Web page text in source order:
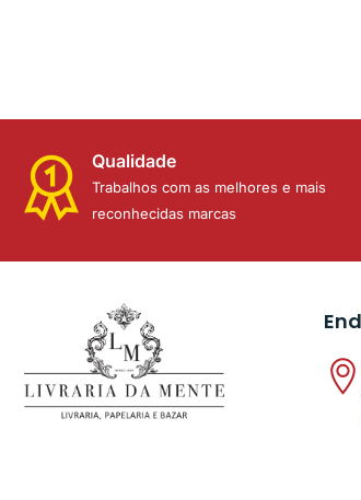
Qualidade
Trabalhos com as melhores e mais
reconhecidas marcas